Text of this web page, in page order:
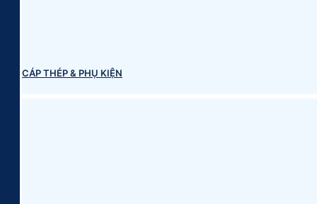
CÁP THÉP & PHỤ KIỆN